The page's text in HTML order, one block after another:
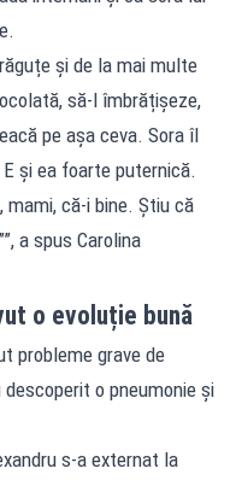
și de la mai multe
să-l îmbrățișeze,
pe așa ceva. Sora îl
și ea foarte puternică.
mami, că-i bine. Știu că
a spus Carolina
o evoluție bună
probleme grave de
o pneumonie și
s-a externat la